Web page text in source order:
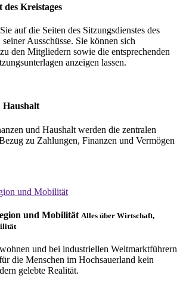
des Kreistages
auf die Seiten des Sitzungsdienstes des
Ausschüsse. Sie können sich
den Mitgliedern sowie die entsprechenden
anzeigen lassen.
Haushalt
und Haushalt werden die zentralen
zu Zahlungen, Finanzen und Vermögen
und Mobilität
und Mobilität Alles über Wirtschaft,
und bei industriellen Weltmarktführern
die Menschen im Hochsauerland kein
gelebte Realität.